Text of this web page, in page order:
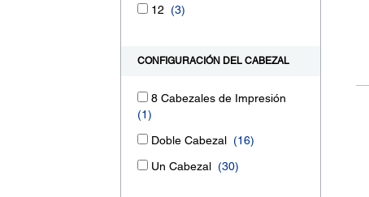
12 (3)
CONFIGURACIÓN DEL CABEZAL
8 Cabezales de Impresión
(1)
Doble Cabezal (16)
Un Cabezal (30)